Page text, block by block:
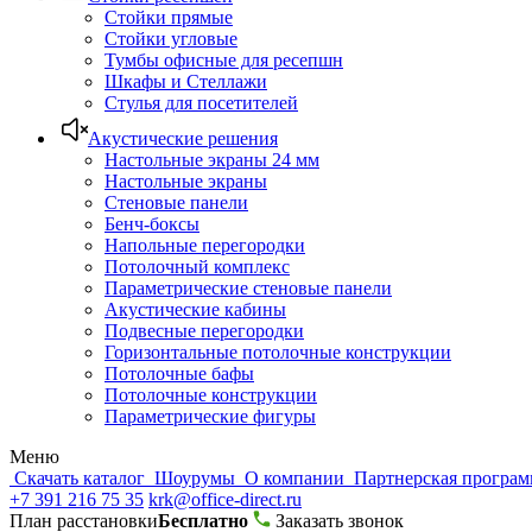
Стойки прямые
Стойки угловые
Тумбы офисные для ресепшн
Шкафы и Стеллажи
Стулья для посетителей
Акустические решения
Настольные экраны 24 мм
Настольные экраны
Стеновые панели
Бенч-боксы
Напольные перегородки
Потолочный комплекс
Параметрические стеновые панели
Акустические кабины
Подвесные перегородки
Горизонтальные потолочные конструкции
Потолочные бафы
Потолочные конструкции
Параметрические фигуры
Меню
Скачать каталог Шоурумы О компании Партнерская
+7 391 216 75 35 krk@office-direct.ru
План расстановкиБесплатно
Заказать звонок